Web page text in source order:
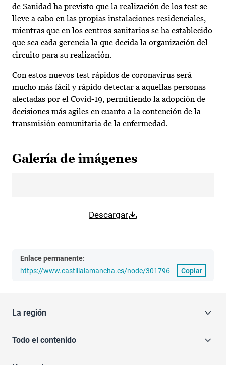
de Sanidad ha previsto que la realización de los test se
lleve a cabo en las propias instalaciones residenciales,
mientras que en los centros sanitarios se ha establecido
que sea cada gerencia la que decida la organización del
circuito para su realización.
Con estos nuevos test rápidos de coronavirus será
mucho más fácil y rápido detectar a aquellas personas
afectadas por el Covid-19, permitiendo la adopción de
decisiones más agiles en cuanto a la contención de la
transmisión comunitaria de la enfermedad.
Galería de imágenes
Descargar
Enlace permanente:
https://www.castillalamancha.es/node/301796
Copiar
La región
Todo el contenido